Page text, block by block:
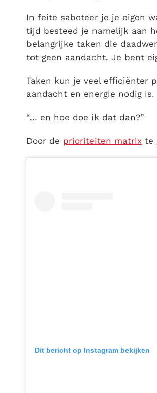
In feite saboteer je je eigen
tijd besteed je namelijk aan
belangrijke taken die
tot geen aandacht. Je bent
Taken kun je veel efficiënter
aandacht en energie nodig is.
“… en hoe doe ik dat dan?”
Door de prioriteiten matrix te
Dit bericht op Instagram bekijken